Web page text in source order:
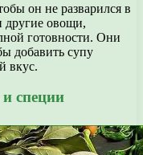
он не разварился в
другие овощи,
готовности. Они
добавить супу
вкус.
специи